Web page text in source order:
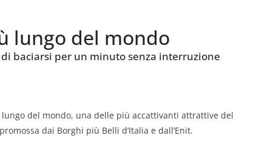
lungo del mondo
baciarsi per un minuto senza interruzione
lungo del mondo, una delle più accattivanti attrattive del
dai Borghi più Belli d’Italia e dall’Enit.